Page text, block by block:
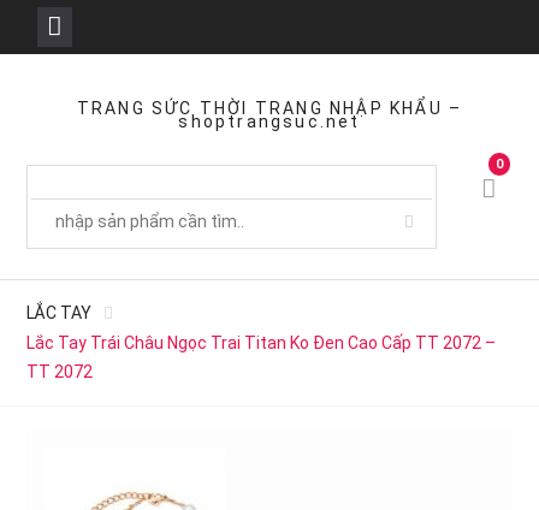
TRANG SỨC THỜI TRANG NHẬP KHẨU –
shoptrangsuc.net
0
LẮC TAY
Lắc Tay Trái Châu Ngọc Trai Titan Ko Đen Cao Cấp TT 2072 –
TT 2072